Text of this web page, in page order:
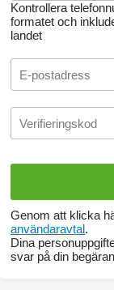
Kontrollera
formatet och
landet
Genom att klicka
användaravtal.
Dina
svar på din